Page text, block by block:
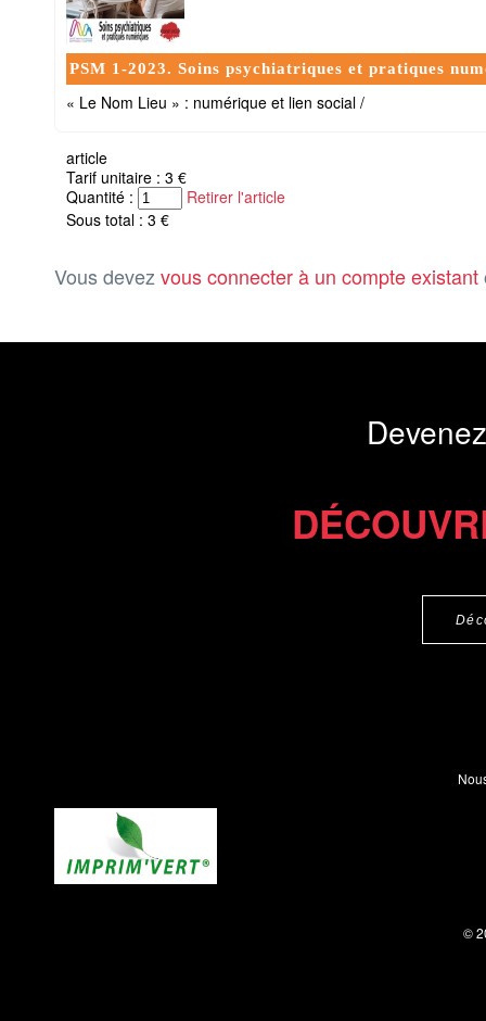
PSM 1-2023. Soins psychiatriques et pratiques
« Le Nom Lieu » : numérique et lien social /
article
Tarif unitaire : 3 €
Quantité :
Retirer l'article
Sous total : 3 €
Vous devez vous connecter à un compte existant
©